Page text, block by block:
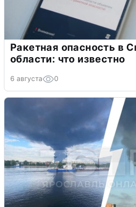
Ракетная опасность в
области: что известно
6 августа 0